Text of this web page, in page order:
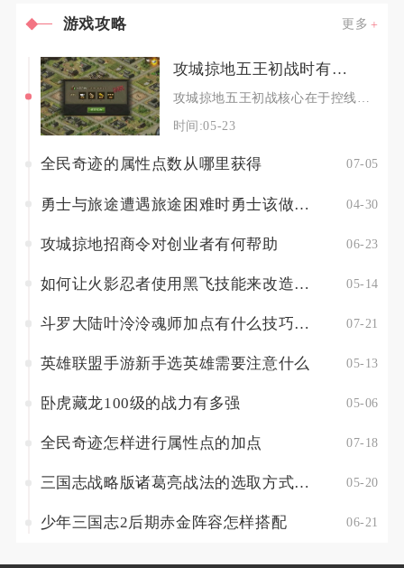
游戏攻略 更多
攻城掠地五王初战时有哪些需要注意的事项
攻城掠地五王初战核心在于控线防守、武将适配、影子合理投放与团队协同，关键是守住内三城、堵死
时间:05-23
全民奇迹的属性点数从哪里获得 07-05
勇士与旅途遭遇旅途困难时勇士该做何取舍 04-30
攻城掠地招商令对创业者有何帮助 06-23
如何让火影忍者使用黑飞技能来改造忍者 05-14
斗罗大陆叶泠泠魂师加点有什么技巧和建议 07-21
英雄联盟手游新手选英雄需要注意什么 05-13
卧虎藏龙100级的战力有多强 05-06
全民奇迹怎样进行属性点的加点 07-18
三国志战略版诸葛亮战法的选取方式有哪些 05-20
少年三国志2后期赤金阵容怎样搭配 06-21